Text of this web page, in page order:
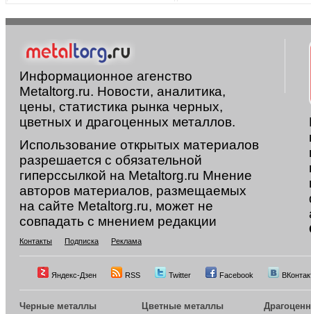
Информационное агенство
Metaltorg.ru. Новости, аналитика,
цены, статистика рынка черных,
цветных и драгоценных металлов.
Использование открытых материалов
разрешается с обязательной
гиперссылкой на Metaltorg.ru Мнение
авторов материалов, размещаемых
на сайте Metaltorg.ru, может не
совпадать с мнением редакции
Контакты Подписка Реклама
Яндекс-Дзен RSS Twitter Facebook
Черные металлы Цветные металлы